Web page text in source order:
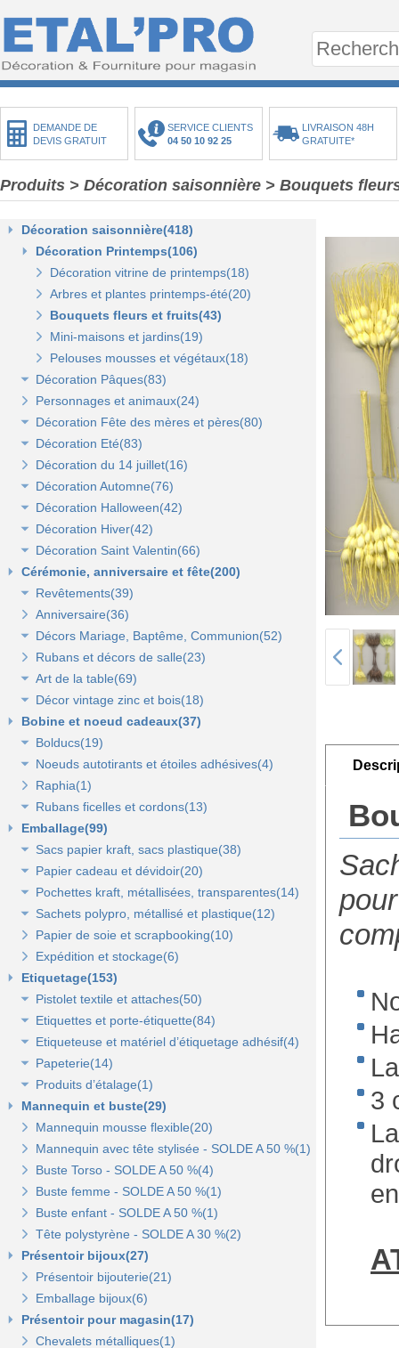
DEMANDE DE
DEVIS GRATUIT
SERVICE CLIENTS
04 50 10 92 25
LIVRAISON 48H
GRATUITE*
Produits > Décoration saisonnière > Bouquets
Décoration saisonnière(418)
Décoration Printemps(106)
Décoration vitrine de printemps(18)
Arbres et plantes printemps-été(20)
Bouquets fleurs et fruits(43)
Mini-maisons et jardins(19)
Pelouses mousses et végétaux(18)
Décoration Pâques(83)
Décoration vitrine de Pâques(14)
Décors de Pâques : les animaux(13)
Décors Pâques : Les Oeufs de Pâques(12)
Décor naturel et floral de Pâques(41)
Décoration de table de Pâques(15)
Personnages et animaux(24)
Décoration Fête des mères et pères(80)
Décor vitrine de fête des mères et pères(21)
Décors Fête des mères et pères(63)
Décoration Eté(83)
Décoration vitrine d'été(23)
Décors mer et plage(26)
Lanterne, lampion, déco de table et terrasse(37)
Eclairage électrique d'été(9)
Décoration du 14 juillet(16)
Décoration Automne(76)
Décoration vitrine d'automne(17)
Décors automne(62)
Décoration Halloween(42)
Décor vitrine d'halloween(8)
Décor halloween(36)
Décoration Hiver(42)
Décoration vitrine d'hiver(7)
Décors d'hiver(35)
Décoration Saint Valentin(66)
Décoration vitrine de Saint Valentin(15)
Décors Saint Valentin(56)
Cérémonie, anniversaire et fête(200)
Revêtements(39)
Non tissé(19)
Pelouses et revêtements nature(6)
Tissus(13)
Anniversaire(36)
Décors Mariage, Baptême, Communion(52)
Accessoires de cérémonie(14)
Sacs dragées, photophores et chandeliers(10)
Tulles et noeuds de mariage(16)
Rubans et décors de salle(23)
Art de la table(69)
Fleurs et déco de table(37)
Nappes et chemins de table(15)
Serviettes et vaisselle jetables(17)
Décor vintage zinc et bois(18)
Accessoires zinc, bois et métal(16)
Mobilier déco(4)
Bobine et noeud cadeaux(37)
Bolducs(19)
Bolducs 7 et 10 mm(7)
Rubans 19 et 25 mm(7)
Rubans 50 et 100 mm(5)
Noeuds autotirants et étoiles adhésives(4)
Noeuds autocollants et étoiles adhésives(3)
Raphia(1)
Rubans ficelles et cordons(13)
Ficelles et cordons(4)
Rubans tissu, jute et sisal(6)
Rubans tulle(3)
Emballage(99)
Sacs papier kraft, sacs plastique(38)
Sacs kraft poignées plates(7)
Sacs kraft poignées torsadées(5)
Sacs fêtes et fantaisie(5)
Sacs pour bouteille(10)
Sacs pelliculés(6)
Sacs plastique(4)
Sacs en petite quantité(4)
Papier cadeau et dévidoir(20)
Papier cadeaux fantaisie(3)
Papier cadeaux kraft(2)
Papiers fleuriste en polypropylène(3)
Papier cadeaux Noël - Papier métallisé(11)
Dévidoirs(1)
Pochettes kraft, métallisées, transparentes(14)
Pochettes kraft brun et couleurs(8)
Pochettes cadeaux métallisées(3)
Pochettes transparentes rabat adhésif(3)
Sachets polypro, métallisé et plastique(12)
Sachets confiserie polypro et métal(7)
Sachets plastique minigrip(5)
Papier de soie et scrapbooking(10)
Expédition et stockage(6)
Etiquetage(153)
Pistolet textile et attaches(50)
Pistolets textile, aiguilles et accessoires(12)
Attaches pour pistolets textile(17)
Pistolet Fasbanok et Pistolet V'Tool(14)
Liens manuels anti-vol et biodégradables(5)
Pinces crevettes(2)
Etiquettes à trou(0)
Etiquettes et porte-étiquette(84)
Etiquettes textile perforées(0)
Etiquettes à fil(6)
Etiquettes de prix autocollantes(11)
Etiquettes cadeaux autocollantes(11)
Etiquettes soldes et promo autocollantes(12)
Etiquettes soldes, remises et promo(9)
Etiquettes pour commerce et cartes cadeaux(15)
Porte-prix(14)
Porte-étiquette à pince et à clipser(7)
Etiqueteuse et matériel d’étiquetage adhésif(4)
Etiquettes adhésives pour étiqueteuse(2)
Étiqueteuses et rouleaux encreurs(2)
Papeterie(14)
Agrafeuse et agrafes(1)
Cartes cadeaux(2)
Scotch, stylo, post-it(11)
Produits d’étalage(1)
Epingles(1)
Fil nylon(0)
Mannequin et buste(29)
Mannequin mousse flexible(20)
Mannequin avec tête stylisée - SOLDE A 50 %(1)
Buste Torso - SOLDE A 50 %(4)
Buste femme - SOLDE A 50 %(1)
Buste enfant - SOLDE A 50 %(1)
Tête polystyrène - SOLDE A 30 %(2)
Présentoir bijoux(27)
Présentoir bijouterie(21)
Emballage bijoux(6)
Présentoir pour magasin(17)
Chevalets métalliques(1)
3